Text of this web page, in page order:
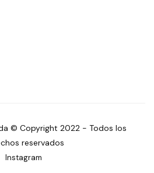
© Copyright 2022 - Todos los
reservados
Instagram